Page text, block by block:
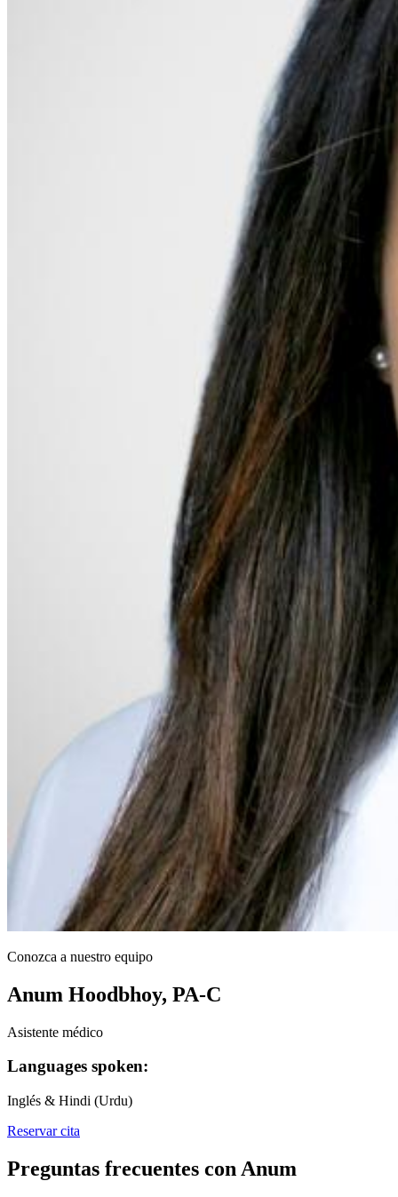
Conozca a nuestro equipo
Anum Hoodbhoy, PA-C
Asistente médico
Languages spoken:
Inglés & Hindi (Urdu)
Reservar cita
Preguntas frecuentes con Anum